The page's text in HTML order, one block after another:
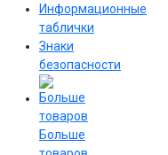
Информационные
таблички
Знаки
безопасности
Больше